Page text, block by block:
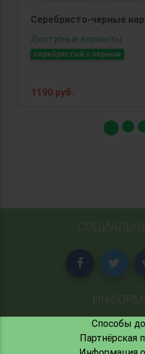
Серебристо-черные
Доступные варианты:
серебристый с черным
1190 руб.
Способы
Партнёрская